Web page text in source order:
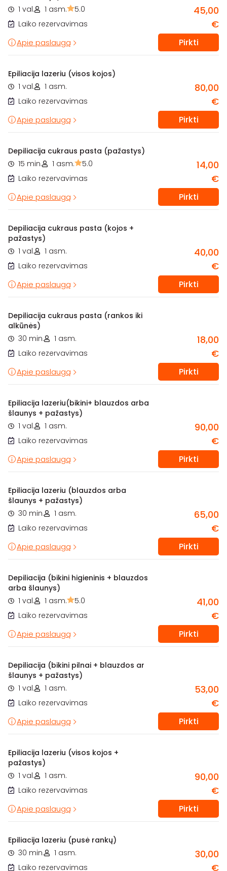
1 val.
1 asm.
5.0
Laiko rezervavimas
45,00
€
Apie paslaugą Pirkti
Epiliacija lazeriu (visos kojos)
1 val.
1 asm.
Laiko rezervavimas
80,00
€
Apie paslaugą Pirkti
Depiliacija cukraus pasta (pažastys)
15 min.
1 asm.
5.0
Laiko rezervavimas
14,00
€
Apie paslaugą Pirkti
Depiliacija cukraus pasta (kojos +
pažastys)
1 val.
1 asm.
Laiko rezervavimas
40,00
€
Apie paslaugą Pirkti
Depiliacija cukraus pasta (rankos iki
alkūnės)
30 min.
1 asm.
Laiko rezervavimas
18,00
€
Apie paslaugą Pirkti
Epiliacija lazeriu(bikini+ blauzdos arba
šlaunys + pažastys)
1 val.
1 asm.
Laiko rezervavimas
90,00
€
Apie paslaugą Pirkti
Epiliacija lazeriu (blauzdos arba
šlaunys + pažastys)
30 min.
1 asm.
Laiko rezervavimas
65,00
€
Apie paslaugą Pirkti
Depiliacija (bikini higieninis + blauzdos
arba šlaunys)
1 val.
1 asm.
5.0
Laiko rezervavimas
41,00
€
Apie paslaugą Pirkti
Depiliacija (bikini pilnai + blauzdos ar
šlaunys + pažastys)
1 val.
1 asm.
Laiko rezervavimas
53,00
€
Apie paslaugą Pirkti
Epiliacija lazeriu (visos kojos +
pažastys)
1 val.
1 asm.
Laiko rezervavimas
90,00
€
Apie paslaugą Pirkti
Epiliacija lazeriu (pusė rankų)
30 min.
1 asm.
Laiko rezervavimas
30,00
€